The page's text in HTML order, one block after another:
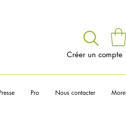
Créer un compte
Pro Nous contacter More